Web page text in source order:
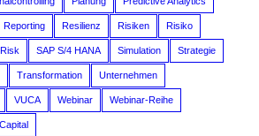
Reporting Resilienz Risiken Risiko
Risk SAP S/4 HANA Simulation Strategie
Transformation Unternehmen
VUCA Webinar Webinar-Reihe